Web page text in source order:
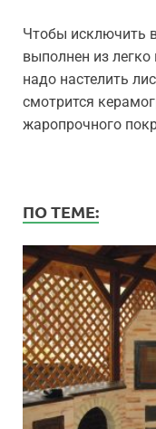
Чтобы исключить
выполнен из
надо настелить
смотрится
жаропрочного
ПО ТЕМЕ: